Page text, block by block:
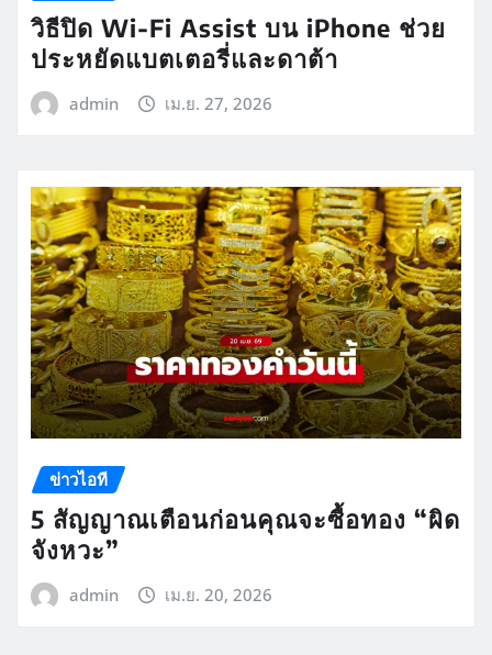
วิธีปิด Wi-Fi Assist บน iPhone ช่วย
ประหยัดแบตเตอรี่และดาต้า
admin เม.ย. 27, 2026
ข่าวไอที
5 สัญญาณเตือนก่อนคุณจะซื้อทอง “ผิด
จังหวะ”
admin เม.ย. 20, 2026